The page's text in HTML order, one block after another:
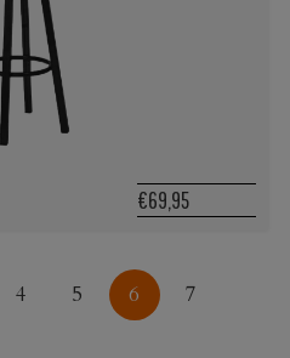
€69,95
4 5 6 7